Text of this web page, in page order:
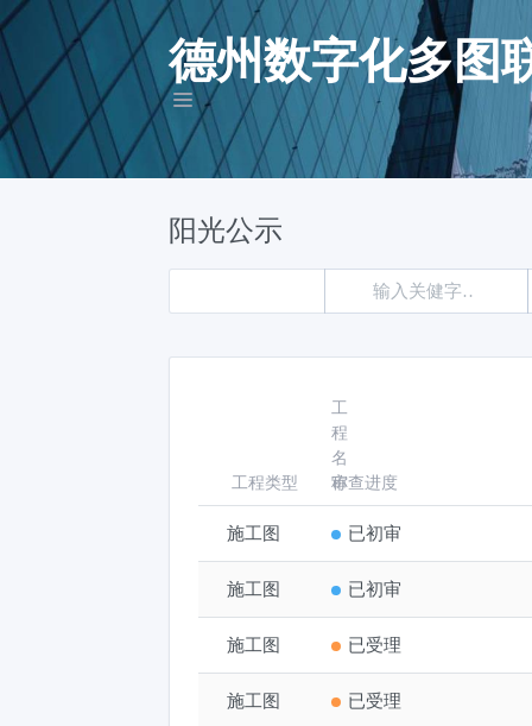
德州数字化多图
阳光公示
工程类型
工
程
名
称
审查进度
施工图 庆云迪趣欢乐水镇投资
已初审
施工图 武城县实验中学体育训
已初审
施工图 年产10万吨干酪及高端
已受理
施工图 阳光艺境锦园9#、11#、
已受理